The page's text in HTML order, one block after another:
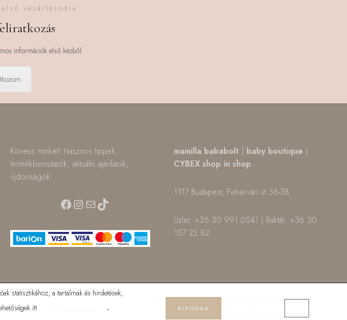
vásárlásodra
információk első kézből
Kövess minket! Hasznos tippek,
termékbemutatók, aktuális ajánlatok,
újdonságok:
Facebook
Instagram
MailTikTok
mamilla bababolt | baby boutique |
CYBEX shop in shop
1117 Budapest, Fehérvári út 36-38.
Üzlet: +36 30 991 0541 | Raktár: +36 30
157 22 82
statisztikához, a tartalmak és hirdetések,
itt
.
ELFOGAD